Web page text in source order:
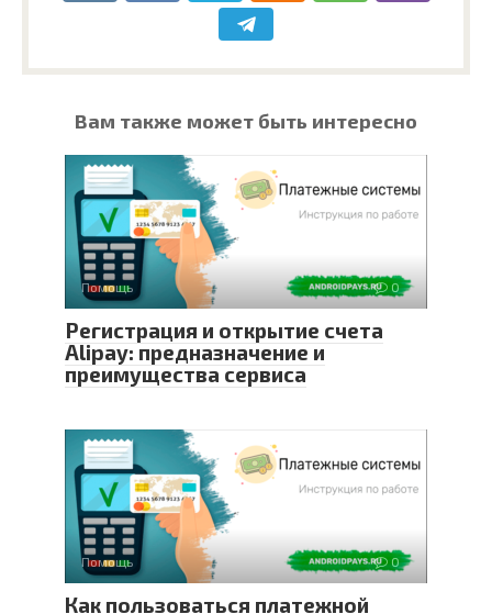
Вам также может быть интересно
Помощь 0
Регистрация и открытие счета
Alipay: предназначение и
преимущества сервиса
Помощь 0
Как пользоваться платежной